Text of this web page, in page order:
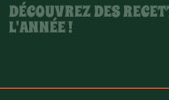
DÉCOUVREZ DES
L'ANNÉE !